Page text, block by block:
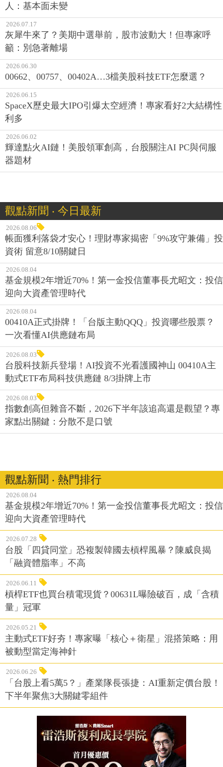
人：基本面未變
2026.07.17
灰犀牛來了？美期中選舉前，股市波動大！但專家呼
籲：別急著離場
2026.06.30
00662、00757、00402A…3檔美股科技ETF怎麼選？
2026.06.15
SpaceX歷史最大IPO引爆太空經濟！專家看好2大結構性
利多
2026.06.02
輝達點火AI鏈！美股領軍創高，台股關注AI PC與伺服
器題材
觀點新聞 ‧ 今日最新
2026.08.06
帳面獲利落袋才安心！理財專家揭密「9%攻守兼備」投
資術 留意8/10關鍵日
2026.08.04
基金規模2年增近70%！第一金投信董事長尤昭文：投信
迎向大資產管理時代
2026.08.04
00410A正式掛牌！「台版主動QQQ」投資哪些股票？
一次看懂AI供應鏈布局
2026.08.03
台股科技新兵登場！AI投資不光看護國神山 00410A主
動式ETF布局科技供應鏈 8/3掛牌上市
2026.08.03
指數創高但雜音不斷，2026下半年該追高還是觀望？專
家點出關鍵：分散不是口號
觀點新聞 ‧ 熱門排行
2026.08.04
基金規模2年增近70%！第一金投信董事長尤昭文：投信
迎向大資產管理時代
2026.07.28
台股「四貸同堂」恐複製韓國去槓桿風暴？陳威良揭
「融資體脂率」不高
2026.06.11
槓桿ETF也買台積電現貨？00631L曝險破百，成「含積
量」冠軍
2026.05.21
主動式ETF好夯！專家曝「核心＋衛星」混搭策略：用
被動型當定海神針
2026.06.26
「台股上看5萬5？」產業隊長張捷：AI重新定價台股！
下半年聚焦3大關鍵零組件